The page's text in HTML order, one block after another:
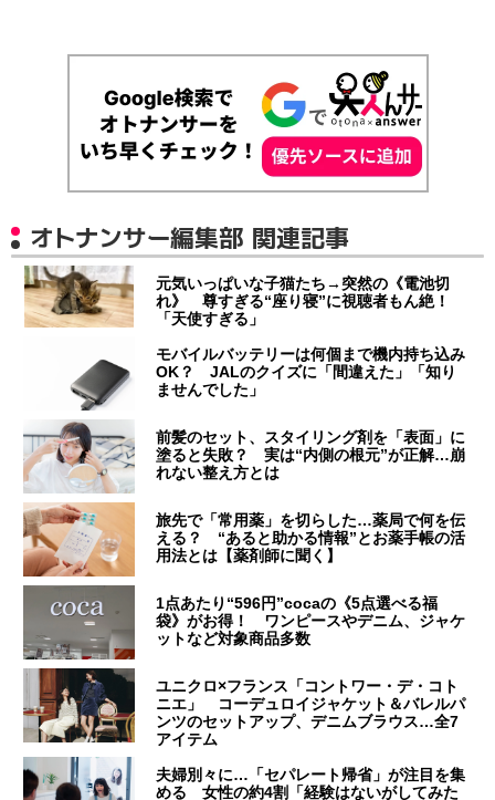
オトナンサー編集部 関連記事
元気いっぱいな子猫たち→突然の《電池切
れ》 尊すぎる“座り寝”に視聴者もん絶！
「天使すぎる」
モバイルバッテリーは何個まで機内持ち込み
OK？ JALのクイズに「間違えた」「知り
ませんでした」
前髪のセット、スタイリング剤を「表面」に
塗ると失敗？ 実は“内側の根元”が正解…崩
れない整え方とは
旅先で「常用薬」を切らした…薬局で何を伝
える？ “あると助かる情報”とお薬手帳の活
用法とは【薬剤師に聞く】
1点あたり“596円”cocaの《5点選べる福
袋》がお得！ ワンピースやデニム、ジャケ
ットなど対象商品多数
ユニクロ×フランス「コントワー・デ・コト
ニエ」 コーデュロイジャケット＆バレルパ
ンツのセットアップ、デニムブラウス…全7
アイテム
夫婦別々に…「セパレート帰省」が注目を集
める 女性の約4割「経験はないがしてみた